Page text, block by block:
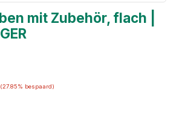
mit Zubehör, flach |
(27.85% bespaard)